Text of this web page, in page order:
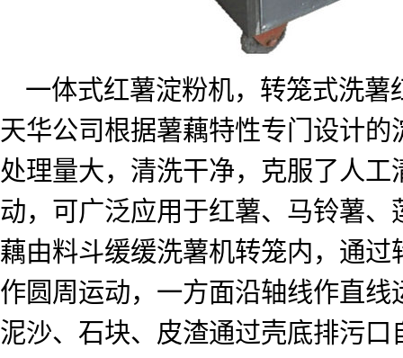
一体式红薯淀粉机，转笼式洗
天华公司根据薯藕特性专门设计
处理量大，清洗干净，克服了人
动，可广泛应用于红薯、马铃薯
藕由料斗缓缓洗薯机转笼内，通
作圆周运动，一方面沿轴线作直
泥沙、石块、皮渣通过壳底排污